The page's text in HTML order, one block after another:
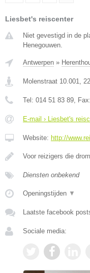
Liesbet's reiscenter
Niet gevestigd in de
Henegouwen.
Antwerpen »
Molenstraat 10.001,
Tel: 014 51 83 89, Fax:
E-mail › Liesbet's
Website: http://
Voor reizigers die
Diensten onbekend
Openingstijden ▼
Laatste facebook
Sociale media: